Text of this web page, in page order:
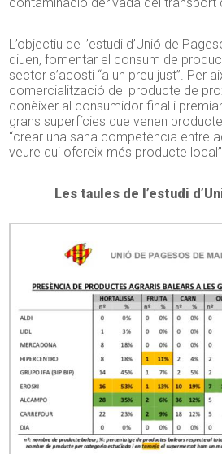
L’objectiu de l’estudi d’Unió de
diuen, fomentar el consum de
sector s’acosti “a un preu just”. Per
comercialització del producte de
conèixer al consumidor final i
grans superfícies que venen
“crear una sana competència entre
veure qui ofereix més producte local”.
Les taules de l’estudi